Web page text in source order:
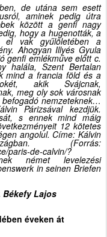
de utána sem esett
aminek pedig útra
között a genfi nagy
hogy a hugenották, a
el vak gyűlöletében a
Ahogyan Illyés Gyula
genfi emlékműve előtt c.
halála, Szent Bertalan
mind a francia föld és a
akik Svájcnak,
meg oly sok városnak
nemzeteknek…
Párizsával kezdjük.
s ennek mind máig
12 kötetes
angolul. Címe: Kálvin
(Forrás:
paris-de-calvin/?
német levelezési
in seinen Briefen
Békefy Lajos
éveken át